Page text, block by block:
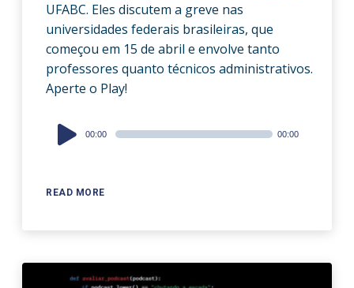
UFABC. Eles discutem a greve nas
universidades federais brasileiras, que
começou em 15 de abril e envolve tanto
professores quanto técnicos administrativos.
Aperte o Play!
READ MORE
Audio
Player
00:00 00:00